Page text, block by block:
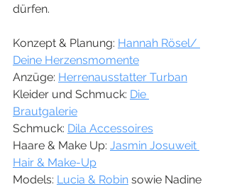
dürfen.
Konzept & Planung: Hannah Rösel/
Deine Herzensmomente
Anzüge: Herrenausstatter Turban
Kleider und Schmuck: Die
Brautgalerie
Schmuck: Dila Accessoires
Haare & Make Up: Jasmin Josuweit
Hair & Make-Up
Models: Lucia & Robin sowie Nadine